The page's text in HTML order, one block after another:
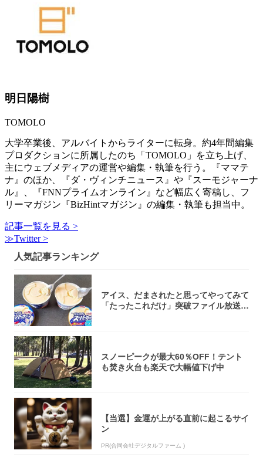
明日陽樹
TOMOLO
大学卒業後、アルバイトからライターに転身。約4年間編集
プロダクションに所属したのち「TOMOLO」を立ち上げ、
主にウェブメディアの運営や編集・執筆を行う。『ママテ
ナ』のほか、『ダ・ヴィンチニュース』や『スーモジャーナ
ル』、『FNNプライムオンライン』など幅広く寄稿し、フ
リーマガジン『BizHintマガジン』の編集・執筆も担当中。
記事一覧を見る >
≫Twitter >
人気記事ランキング
アイス、だまされたと思ってやってみて
「たったこれだけ」突破ファイル放送で
スノーピークが最大60％OFF！テント
も焚き火台も楽天で大幅値下げ中
【当選】金運が上がる直前に起こるサイ
ン
PR(合同会社デジタルファーム )